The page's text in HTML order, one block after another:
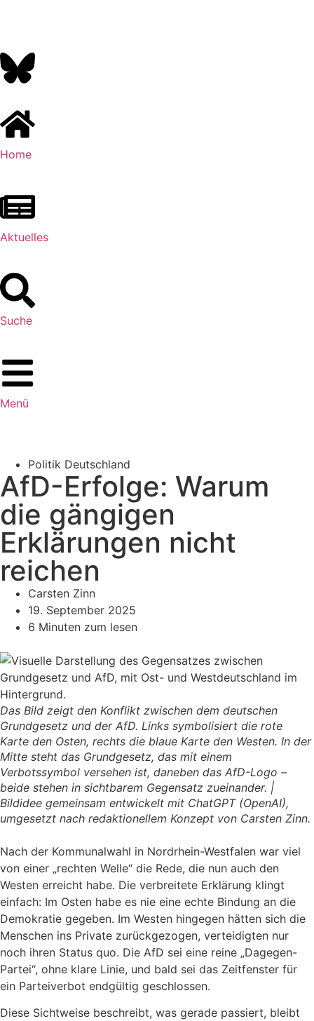
Home
Aktuelles
Suche
Menü
Politik Deutschland
AfD-Erfolge: Warum
die gängigen
Erklärungen nicht
reichen
Carsten Zinn
19. September 2025
6 Minuten zum lesen
Das Bild zeigt den Konflikt zwischen dem deutschen
Grundgesetz und der AfD. Links symbolisiert die rote
Karte den Osten, rechts die blaue Karte den Westen. In der
Mitte steht das Grundgesetz, das mit einem
Verbotssymbol versehen ist, daneben das AfD-Logo –
beide stehen in sichtbarem Gegensatz zueinander. |
Bildidee gemeinsam entwickelt mit ChatGPT (OpenAI),
umgesetzt nach redaktionellem Konzept von Carsten Zinn.
Nach der Kommunalwahl in Nordrhein-Westfalen war viel
von einer „rechten Welle“ die Rede, die nun auch den
Westen erreicht habe. Die verbreitete Erklärung klingt
einfach: Im Osten habe es nie eine echte Bindung an die
Demokratie gegeben. Im Westen hingegen hätten sich die
Menschen ins Private zurückgezogen, verteidigten nur
noch ihren Status quo. Die AfD sei eine reine „Dagegen-
Partei“, ohne klare Linie, und bald sei das Zeitfenster für
ein Parteiverbot endgültig geschlossen.
Diese Sichtweise beschreibt, was gerade passiert, bleibt